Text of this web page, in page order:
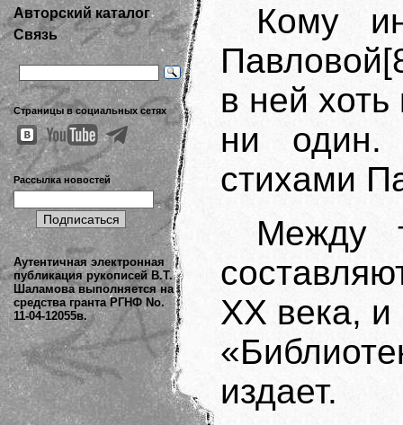
Авторский каталог
Связь
Страницы в социальных сетях
Рассылка новостей
Аутентичная электронная
публикация рукописей В.Т.
Шаламова выполняется на
средства гранта РГНФ No.
11-04-12055в.
Кому
в ней
ни один.
стихами
Между
ХХ века, и
издает.